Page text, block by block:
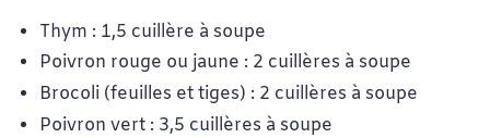
Thym : 1,5 cuillère à soupe
Poivron rouge ou jaune : 2 cuillères à soupe
Brocoli (feuilles et tiges) : 2 cuillères à soupe
Poivron vert : 3,5 cuillères à soupe